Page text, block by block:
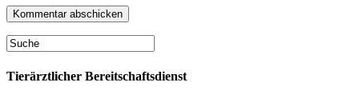
Tierärztlicher Bereitschaftsdienst